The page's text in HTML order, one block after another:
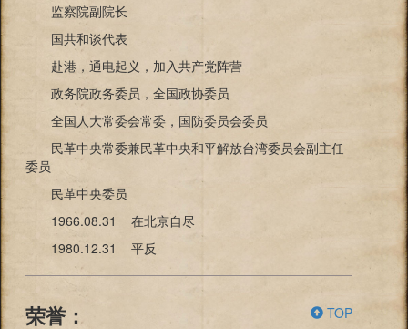
监察院副院长
国共和谈代表
赴港，通电起义，加入共产党阵营
政务院政务委员，全国政协委员
全国人大常委会常委，国防委员会委员
民革中央常委兼民革中央和平解放台湾委员会副主任
委员
民革中央委员
1966.08.31 在北京自尽
1980.12.31 平反
荣誉：
TOP